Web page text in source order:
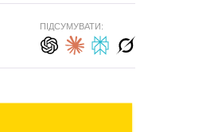
ПІДСУМУВАТИ: